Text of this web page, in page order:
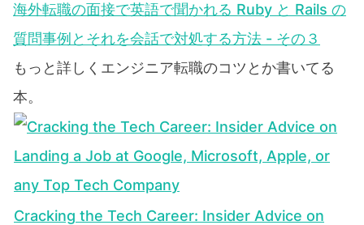
海外転職の面接で英語で聞かれる Ruby と Rails の
質問事例とそれを会話で対処する方法 - その３
もっと詳しくエンジニア転職のコツとか書いてる
本。
Cracking the Tech Career: Insider Advice on